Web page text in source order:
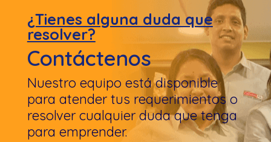
¿Tienes alguna duda que
resolver?
Contáctenos
Nuestro equipo está disponible
para atender tus requerimientos o
resolver cualquier duda que tenga
para emprender.